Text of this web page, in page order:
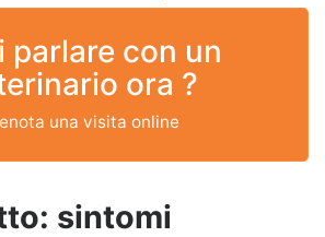
parlare con un
ora ?
una visita online
sintomi